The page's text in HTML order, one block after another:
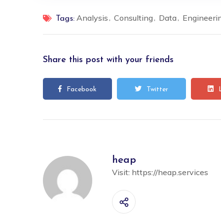
Tags: Analysis Consulting Data
Share this post with your friends
Facebook Twitter
heap
Visit: https://heap.services